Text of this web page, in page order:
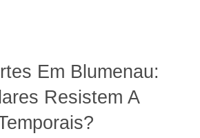
Em Blumenau:
Resistem A